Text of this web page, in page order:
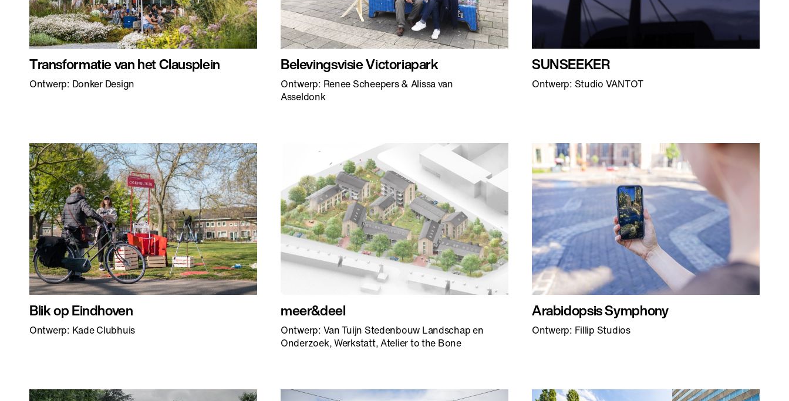
Transformatie van het Clausplein
Ontwerp: Donker Design
Belevingsvisie Victoriapark
Ontwerp: Renee Scheepers & Alissa van
Asseldonk
SUNSEEKER
Ontwerp: Studio VANTOT
Blik op Eindhoven
Ontwerp: Kade Clubhuis
meer&deel
Ontwerp: Van Tuijn Stedenbouw Landschap en
Onderzoek, Werkstatt, Atelier to the Bone
Arabidopsis Symphony
Ontwerp: Fillip Studios